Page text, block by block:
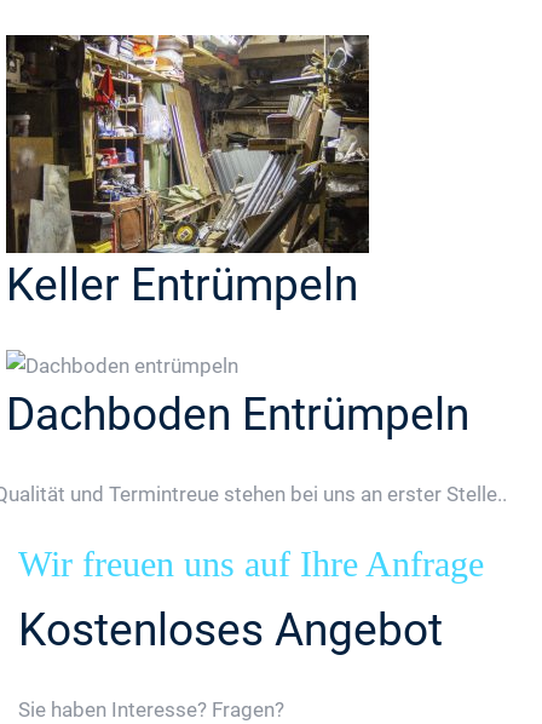
Keller Entrümpeln
Dachboden Entrümpeln
und Termintreue stehen bei uns an erster Stelle..
Wir freuen uns auf Ihre Anfrage
Kostenloses Angebot
Sie haben Interesse? Fragen?